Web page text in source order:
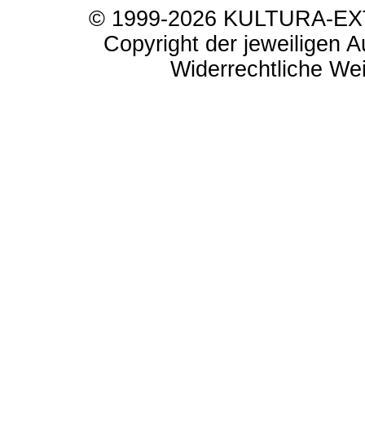
© 1999-2026 KULTURA-
Copyright der jeweiligen
Widerrechtliche